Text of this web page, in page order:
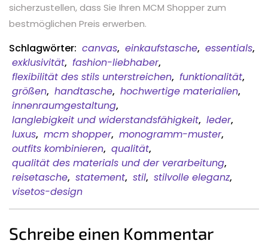
sicherzustellen, dass Sie Ihren MCM Shopper zum
bestmöglichen Preis erwerben.
Schlagwörter: canvas, einkaufstasche, essentials,
exklusivität, fashion-liebhaber,
flexibilität des stils unterstreichen, funktionalität,
größen, handtasche, hochwertige materialien,
innenraumgestaltung,
langlebigkeit und widerstandsfähigkeit, leder,
luxus, mcm shopper, monogramm-muster,
outfits kombinieren, qualität,
qualität des materials und der verarbeitung,
reisetasche, statement, stil, stilvolle eleganz,
visetos-design
Schreibe einen Kommentar